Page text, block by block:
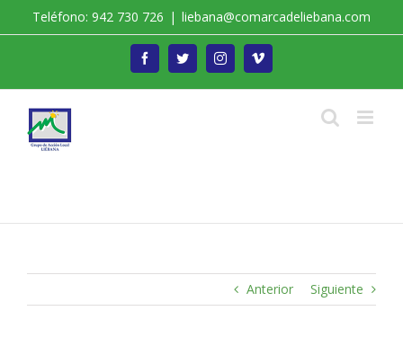
Teléfono: 942 730 726 | liebana@comarcadeliebana.com
FacebookTwitterInstagramVimeo
Anterior Siguiente